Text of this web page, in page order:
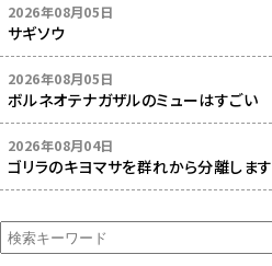
2026年08月05日
サギソウ
2026年08月05日
ボルネオテナガザルのミューはすごい
2026年08月04日
ゴリラのキヨマサを群れから分離します